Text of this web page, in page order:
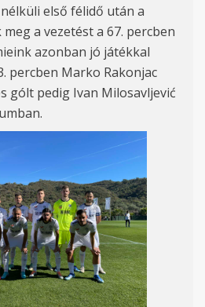
első félidő után a
a vezetést a 67. percben
azonban jó játékkal
percben Marko Rakonjac
gólt pedig Ivan Milosavljević